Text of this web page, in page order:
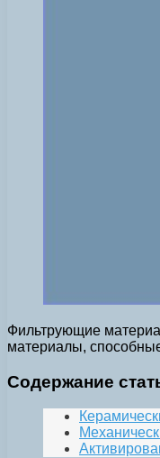
Фильтрующие
материалы,
Содержание